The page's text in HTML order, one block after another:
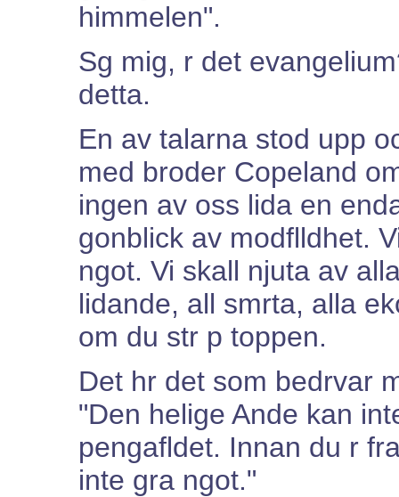
himmelen".
Sg mig, r det
detta.
En av talarna stod upp
med broder Copeland
ingen av oss lida en
gonblick av modflldhet.
ngot. Vi skall njuta av
lidande, all smrta, alla
om du str p toppen.
Det hr det som bedrvar
"Den helige Ande kan
pengafldet. Innan du r
inte gra ngot."